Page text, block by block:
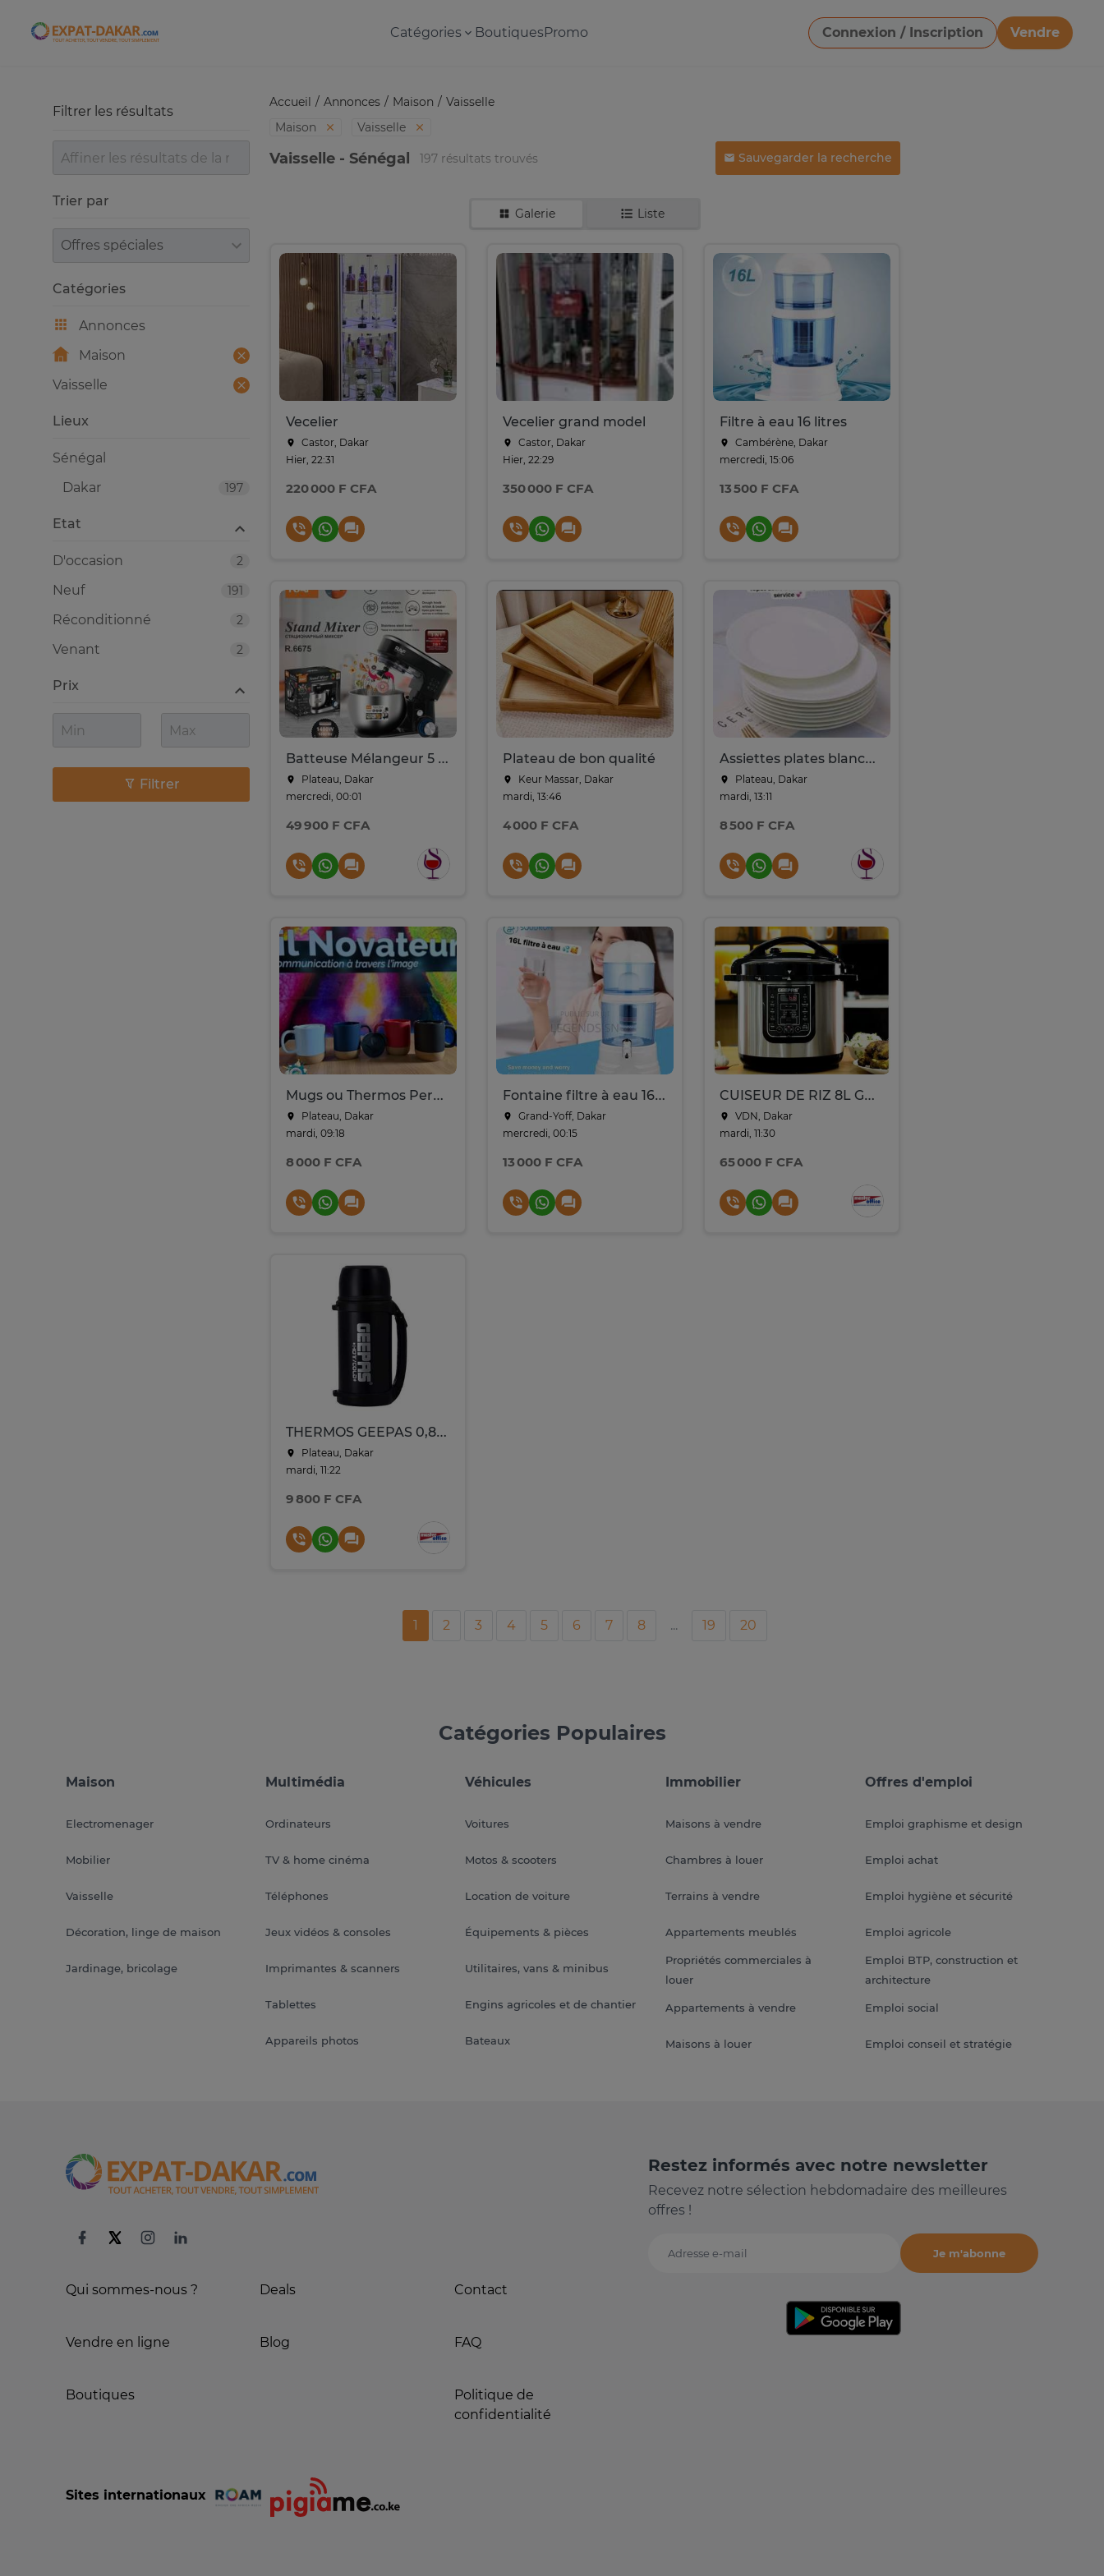
Expat-Dakar Catégories BoutiquesPromo Connexion / Inscription
Vendre
Télécharger une image
Accueil Annonces Maison
Vaisselle
Maison
Vaisselle
Vaisselle - Sénégal 197 résultats trouvés Sauvegarder la recherche
Galerie Liste
Vecelier
Castor, Dakar
Hier, 22:31
220 000 F CFA
Vecelier grand model
Castor, Dakar
Hier, 22:29
350 000 F CFA
Filtre à eau 16 litres
Cambérène, Dakar
mercredi, 15:06
13 500 F CFA
Batteuse Mélangeur 5 Litres
Plateau, Dakar
mercredi, 00:01
49 900 F CFA
Plateau de bon qualité
Keur Massar, Dakar
mardi, 13:46
4 000 F CFA
Assiettes plates blanches – Lot de 10, classique
Plateau, Dakar
mardi, 13:11
8 500 F CFA
Mugs ou Thermos Personnalisés
Plateau, Dakar
mardi, 09:18
8 000 F CFA
Fontaine filtre à eau 16 litres
Grand-Yoff, Dakar
mercredi, 00:15
13 000 F CFA
CUISEUR DE RIZ 8L GEEPAS GMC35029 DIGITAL NOIR SILVER
VDN, Dakar
mardi, 11:30
65 000 F CFA
THERMOS GEEPAS 0,8L GSVF4116 NOIR
Plateau, Dakar
mardi, 11:22
9 800 F CFA
1 2 3 4 5 6 7 8 ... 19 20
Filtrer les résultats
Trier par
Trier par
Catégories
Annonces
Maison
Vaisselle
Lieux
Sénégal
197
Dakar
Etat
2
D'occasion
191
Neuf
2
Réconditionné
2
Venant
Prix
Filtrer
Catégories Populaires
Maison
Electromenager
Mobilier
Vaisselle
Décoration, linge de maison
Jardinage, bricolage
Multimédia
Ordinateurs
TV & home cinéma
Téléphones
Jeux vidéos & consoles
Imprimantes & scanners
Tablettes
Appareils photos
Véhicules
Voitures
Motos & scooters
Location de voiture
Équipements & pièces
Utilitaires, vans & minibus
Engins agricoles et de chantier
Bateaux
Immobilier
Maisons à vendre
Chambres à louer
Terrains à vendre
Appartements meublés
Propriétés commerciales à
louer
Appartements à vendre
Maisons à louer
Offres d'emploi
Emploi graphisme et design
Emploi achat
Emploi hygiène et sécurité
Emploi agricole
Emploi BTP, construction et
architecture
Emploi social
Emploi conseil et stratégie
Qui sommes-nous ?
Vendre en ligne
Boutiques
Deals
Blog
Contact
FAQ
Politique de
confidentialité
Restez informés avec notre newsletter
Recevez notre sélection hebdomadaire des meilleures
offres !
Adresse e-mail
Je m'abonne
Sites internationaux